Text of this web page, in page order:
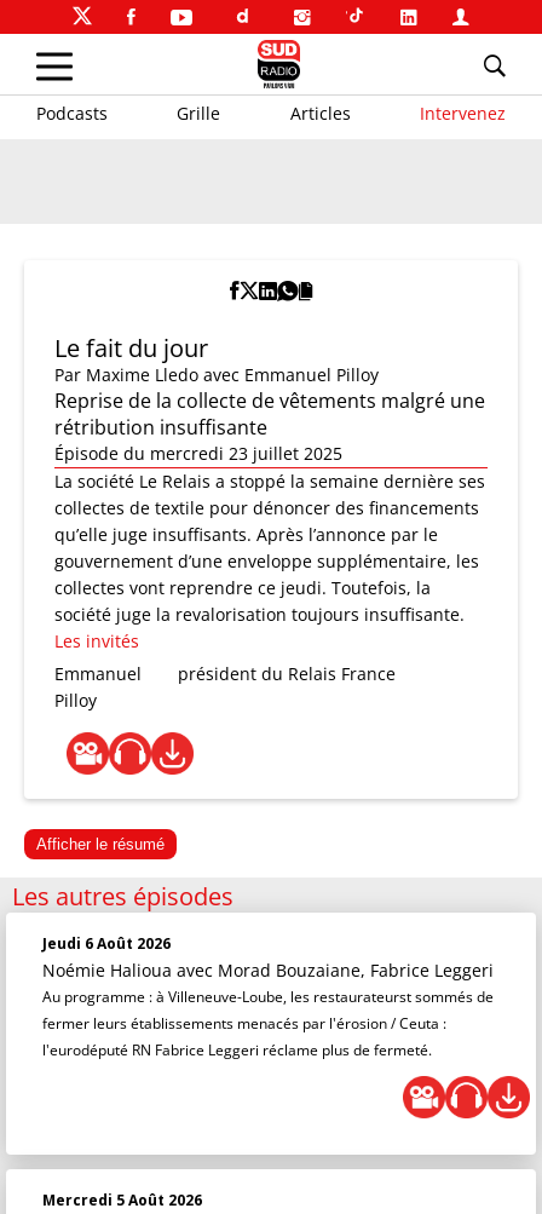
Podcasts Grille Articles Intervenez
Le fait du jour
Par Maxime Lledo avec Emmanuel Pilloy
Reprise de la collecte de vêtements malgré une
rétribution insuffisante
Épisode du mercredi 23 juillet 2025
La société Le Relais a stoppé la semaine dernière ses
collectes de textile pour dénoncer des financements
qu’elle juge insuffisants. Après l’annonce par le
gouvernement d’une enveloppe supplémentaire, les
collectes vont reprendre ce jeudi. Toutefois, la
société juge la revalorisation toujours insuffisante.
Les invités
Emmanuel
Pilloy
président du Relais France
Afficher le résumé
Les autres épisodes
Jeudi 6 Août 2026
Noémie Halioua avec Morad Bouzaiane, Fabrice Leggeri
Au programme : à Villeneuve-Loube, les restaurateurst sommés de
fermer leurs établissements menacés par l'érosion / Ceuta :
l'eurodéputé RN Fabrice Leggeri réclame plus de fermeté.
Mercredi 5 Août 2026